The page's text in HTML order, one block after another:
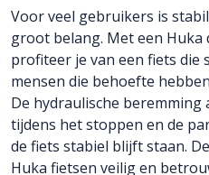
Voor veel gebruikers is
groot belang. Met een Huka
profiteer je van een fiets die
mensen die behoefte
De hydraulische
tijdens het stoppen en de
de fiets stabiel blijft staan.
Huka fietsen veilig en